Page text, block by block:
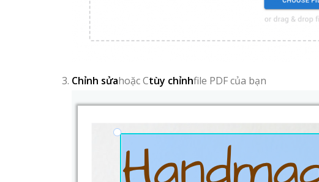
Chỉnh sửahoặc Ctùy chỉnhfile PDF của bạn